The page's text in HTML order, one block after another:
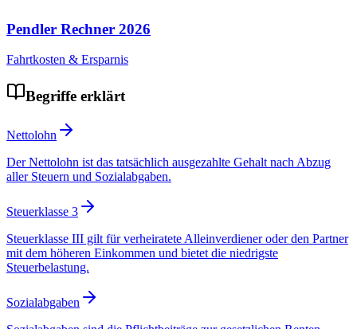
Pendler Rechner 2026
Fahrtkosten & Ersparnis
Begriffe erklärt
Nettolohn
Der Nettolohn ist das tatsächlich ausgezahlte Gehalt nach Abzug
aller Steuern und Sozialabgaben.
Steuerklasse 3
Steuerklasse III gilt für verheiratete Alleinverdiener oder den Partner
mit dem höheren Einkommen und bietet die niedrigste
Steuerbelastung.
Sozialabgaben